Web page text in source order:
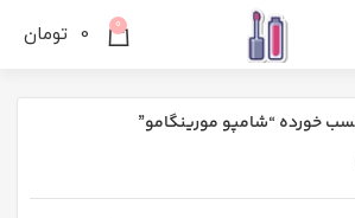
0
0 تومان
خورده “شامپو مورینگامو”